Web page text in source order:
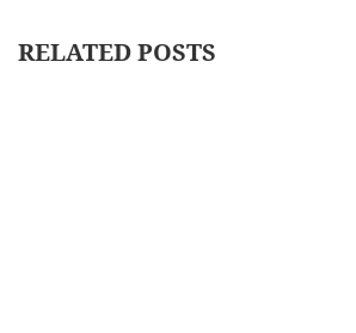
RELATED POSTS